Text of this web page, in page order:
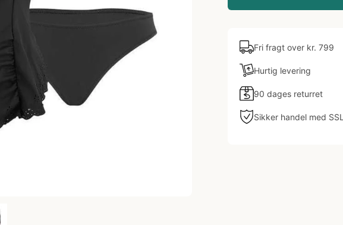
Fri fragt over kr. 799
Hurtig levering
90 dages returret
Sikker handel med SSL